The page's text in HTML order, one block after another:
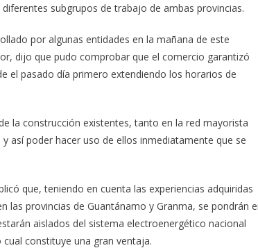
subgrupos de trabajo de ambas provincias.
por algunas entidades en la mañana de este
dijo que pudo comprobar que el comercio garantizó
el pasado día primero extendiendo los horarios de
la construcción existentes, tanto en la red mayorista
así poder hacer uso de ellos inmediatamente que se
que, teniendo en cuenta las experiencias adquiridas
las provincias de Guantánamo y Granma, se pondrán
aislados del sistema electroenergético nacional
constituye una gran ventaja.